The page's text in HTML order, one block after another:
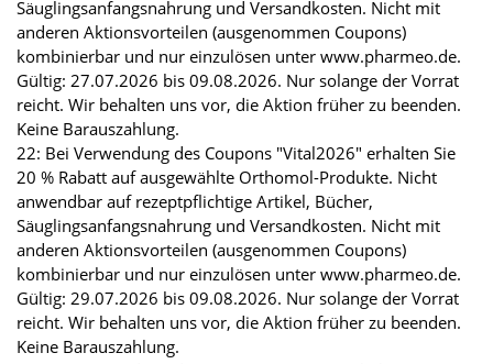
Säuglingsanfangsnahrung und Versandkosten. Nicht mit
anderen Aktionsvorteilen (ausgenommen Coupons)
kombinierbar und nur einzulösen unter www.pharmeo.de.
Gültig: 27.07.2026 bis 09.08.2026. Nur solange der Vorrat
reicht. Wir behalten uns vor, die Aktion früher zu beenden.
Keine Barauszahlung.
22: Bei Verwendung des Coupons "Vital2026" erhalten Sie
20 % Rabatt auf ausgewählte Orthomol-Produkte. Nicht
anwendbar auf rezeptpflichtige Artikel, Bücher,
Säuglingsanfangsnahrung und Versandkosten. Nicht mit
anderen Aktionsvorteilen (ausgenommen Coupons)
kombinierbar und nur einzulösen unter www.pharmeo.de.
Gültig: 29.07.2026 bis 09.08.2026. Nur solange der Vorrat
reicht. Wir behalten uns vor, die Aktion früher zu beenden.
Keine Barauszahlung.